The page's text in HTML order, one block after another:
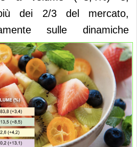
dei 2/3 del mercato,
sulle dinamiche